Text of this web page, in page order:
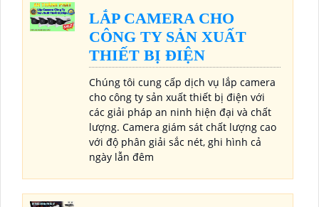
LẮP CAMERA CHO
CÔNG TY SẢN XUẤT
THIẾT BỊ ĐIỆN
Chúng tôi cung cấp dịch vụ lắp camera
cho công ty sản xuất thiết bị điện với
các giải pháp an ninh hiện đại và chất
lượng. Camera giám sát chất lượng cao
với độ phân giải sắc nét, ghi hình cả
ngày lẫn đêm